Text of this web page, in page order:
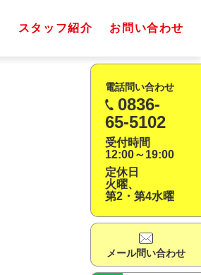
スタッフ紹介 お問い合わせ
電話問い合わせ
0836-
65-5102
受付時間
12:00～19:00
定休日
火曜、
第2・第4水曜
メール問い合わせ